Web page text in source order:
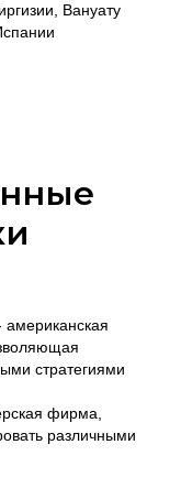
Вануату
стратегиями
фирма,
различными